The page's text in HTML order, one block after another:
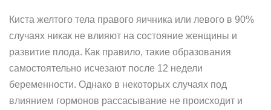
Киста желтого тела правого яичника или левого в 90%
случаях никак не влияют на состояние женщины и
развитие плода. Как правило, такие образования
самостоятельно исчезают после 12 недели
беременности. Однако в некоторых случаях под
влиянием гормонов рассасывание не происходит и